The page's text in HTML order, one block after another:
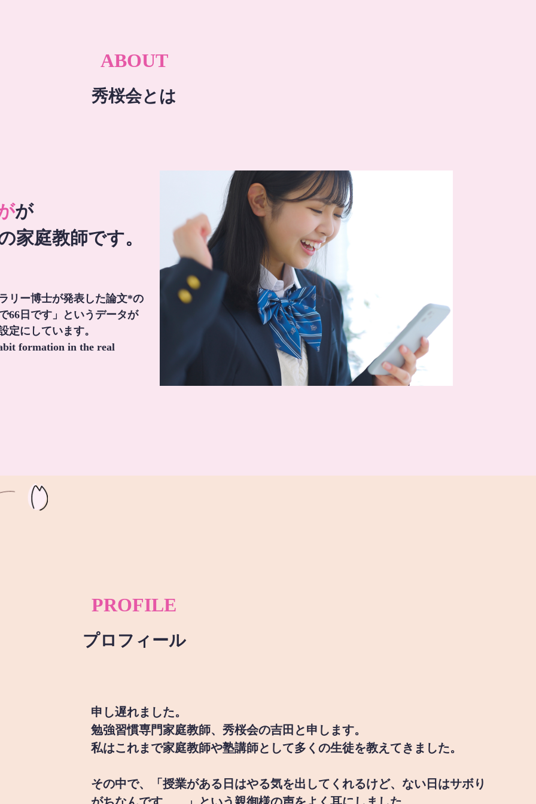
ABOUT
秀桜会とは
が
家庭教師です。
リー博士が発表した論文*の
66日です」というデータが
定にしています。
formation in the real
PROFILE
プロフィール
申し遅れました。
勉強習慣専門家庭教師、秀桜会の吉田と申します。
私はこれまで家庭教師や塾講師として多くの生徒を教えてきました。
その中で、「授業がある日はやる気を出してくれるけど、ない日はサボり